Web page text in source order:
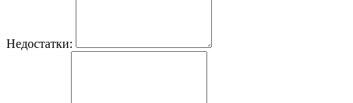
Недостатки: